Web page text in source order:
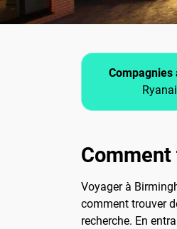
Compagnies
Voyager à
comment trouver
recherche. En